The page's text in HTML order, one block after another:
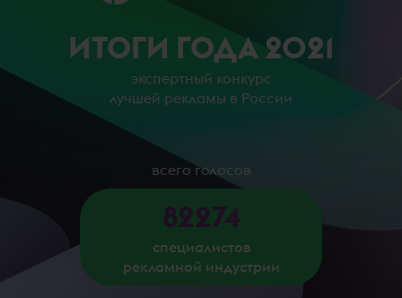
ИТОГИ ГОДА 2021
экспертный конкурс
лучшей рекламы в России
всего голосов
82274
специалистов
рекламной индустрии